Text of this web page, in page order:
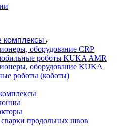
комплексы
оборудование CRP
роботы KUKA AMR
оборудование KUKA
роботы (коботы)
сварки продольных швов